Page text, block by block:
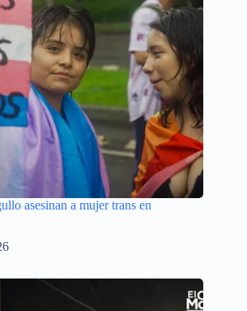
asesinan a mujer trans en